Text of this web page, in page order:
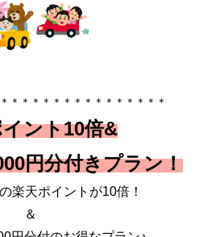
＊＊＊＊＊＊＊＊＊＊＊＊＊＊＊
ント10倍&
円分付きプラン！
楽天ポイントが10倍！
＆